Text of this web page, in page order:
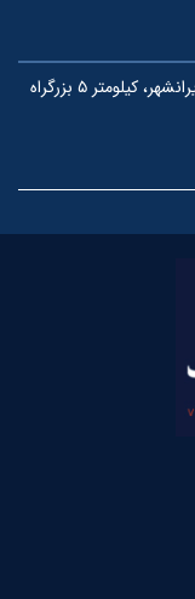
استان سیستان و بلوچستان، شهرستان ایرانشهر، کیلومتر ۵ بزرگراه